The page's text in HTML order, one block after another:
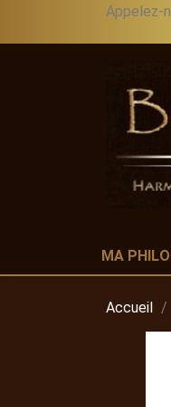
Appelez-
MA
Accueil